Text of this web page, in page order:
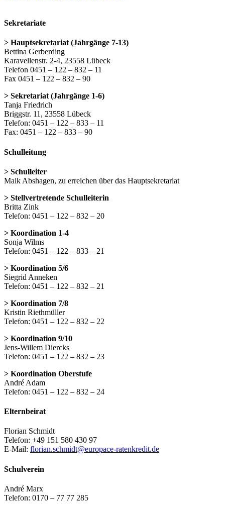
Sekretariate
> Hauptsekretariat (Jahrgänge 7-13)
Bettina Gerberding
Karavellenstr. 2-4, 23558 Lübeck
Telefon 0451 – 122 – 832 – 11
Fax 0451 – 122 – 832 – 90
> Sekretariat (Jahrgänge 1-6)
Tanja Friedrich
Briggstr. 11, 23558 Lübeck
Telefon: 0451 – 122 – 833 – 11
Fax: 0451 – 122 – 833 – 90
Schulleitung
> Schulleiter
Maik Abshagen, zu erreichen über das Hauptsekretariat
> Stellvertretende Schulleiterin
Britta Zink
Telefon: 0451 – 122 – 832 – 20
> Koordination 1-4
Sonja Wilms
Telefon: 0451 – 122 – 833 – 21
> Koordination 5/6
Siegrid Anneken
Telefon: 0451 – 122 – 832 – 21
> Koordination 7/8
Kristin Riethmüller
Telefon: 0451 – 122 – 832 – 22
> Koordination 9/10
Jens-Willem Diercks
Telefon: 0451 – 122 – 832 – 23
> Koordination Oberstufe
André Adam
Telefon: 0451 – 122 – 832 – 24
Elternbeirat
Florian Schmidt
Telefon: +49 151 580 430 97
E-Mail: florian.schmidt@europace-ratenkredit.de
Schulverein
André Marx
Telefon: 0170 – 77 77 285